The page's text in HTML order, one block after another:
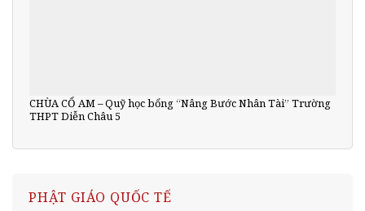
CHÙA CỔ AM – Quỹ học bổng “Nâng Bước Nhân Tài” Trường
THPT Diễn Châu 5
PHẬT GIÁO QUỐC TẾ